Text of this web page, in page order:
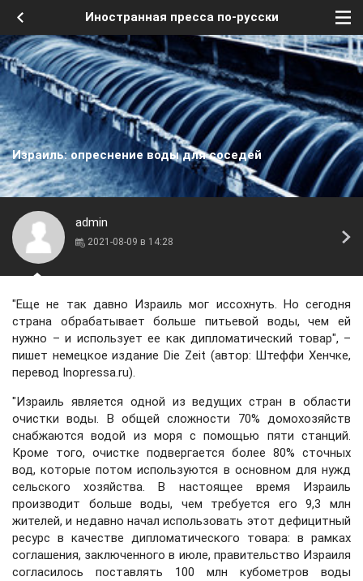
Иностранная пресса по-русски
Израиль: опреснение воды для соседей
admin
2021-08-09 в 14:28
"Еще не так давно Израиль мог иссохнуть. Но сегодня
страна обрабатывает больше питьевой воды, чем ей
нужно – и использует ее как дипломатический товар", –
пишет немецкое издание Die Zeit (автор: Штеффи Хенчке,
перевод Inopressa.ru).
"Израиль является одной из ведущих стран в области
очистки воды. В общей сложности 70% домохозяйств
снабжаются водой из моря с помощью пяти станций.
Кроме того, очистке подвергается более 80% сточных
вод, которые потом используются в основном для нужд
сельского хозяйства. В настоящее время Израиль
производит больше воды, чем требуется его 9,3 млн
жителей, и недавно начал использовать этот дефицитный
ресурс в качестве дипломатического товара: в рамках
соглашения, заключенного в июле, правительство Израиля
согласилось поставлять 100 млн кубометров воды